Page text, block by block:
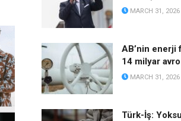
MARCH 31, 2026
AB’nin enerji
14 milyar avro
MARCH 31, 2026
Türk-İş: